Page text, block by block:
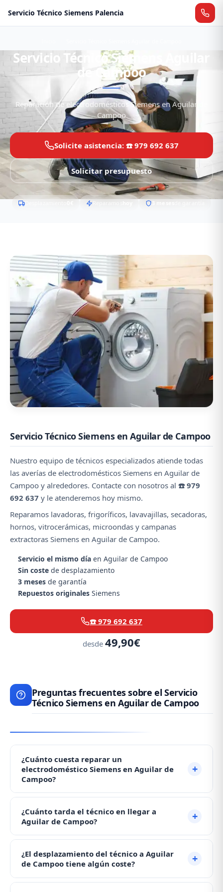
Servicio Técnico Siemens Palencia
Servicio Técnico Siemens Aguilar
de Campoo
Reparación de electrodomésticos Siemens en Aguilar de
Campoo
Solicite asistencia: ☎️ 979 692 637
Solicitar presupuesto
Desplazamiento Reparamos 3 meses
Servicio Técnico Siemens en Aguilar de Campoo
Nuestro equipo de técnicos especializados atiende todas
las averías de electrodomésticos Siemens en Aguilar de
Campoo y alrededores. Contacte con nosotros al ☎️ 979
692 637 y le atenderemos hoy mismo.
Reparamos lavadoras, frigoríficos, lavavajillas, secadoras,
hornos, vitrocerámicas, microondas y campanas
extractoras Siemens en Aguilar de Campoo.
Servicio el mismo día en Aguilar de Campoo
Sin coste de desplazamiento
3 meses de garantía
Repuestos originales Siemens
☎️ 979 692 637
desde 49,90€
Preguntas frecuentes sobre el Servicio
Técnico Siemens en Aguilar de Campoo
¿Cuánto cuesta reparar un
electrodoméstico Siemens en Aguilar de
Campoo?
El precio depende del tipo de avería. Las
reparaciones más habituales parten desde 49,90€.
antes de acudir, sin ningún compromiso.
¿Cuánto tarda el técnico en llegar a
Aguilar de Campoo?
Nuestro servicio técnico Siemens atiende en Aguilar
de Campoo y toda la provincia de Palencia el mismo
¿El desplazamiento del técnico a Aguilar
de Campoo tiene algún coste?